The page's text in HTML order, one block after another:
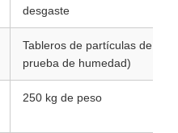
desgaste
Tableros de partículas de
prueba de humedad)
250 kg de peso